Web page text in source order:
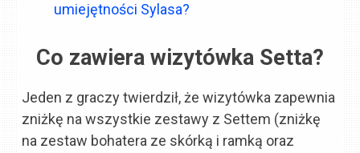
umiejętności Sylasa?
Co zawiera wizytówka Setta?
Jeden z graczy twierdził, że wizytówka zapewnia
zniżkę na wszystkie zestawy z Settem (zniżkę
na zestaw bohatera ze skórką i ramką oraz